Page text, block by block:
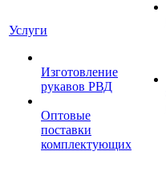
Услуги
Изготовление
рукавов РВД
Оптовые
поставки
комплектующих